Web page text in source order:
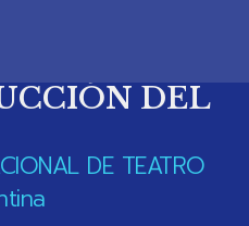
DEL
DE TEATRO